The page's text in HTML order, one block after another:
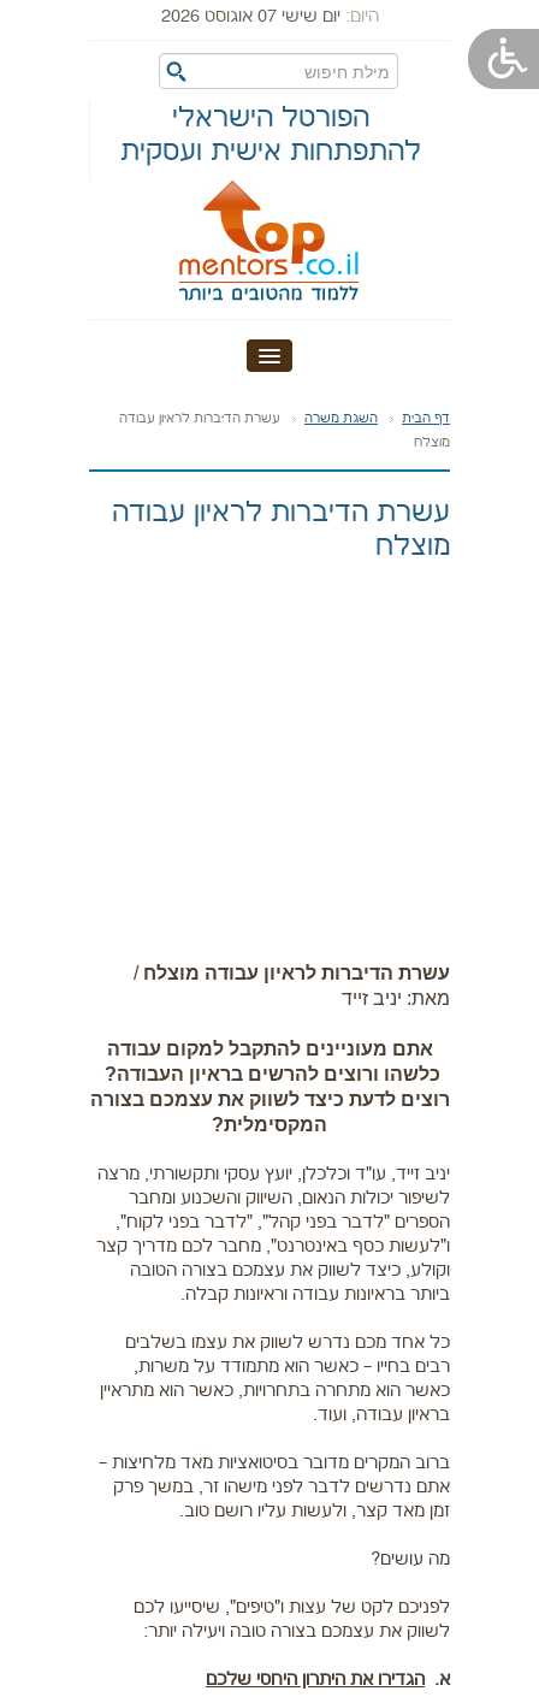
היום:יום שישי 07 אוגוסט 2026
הפורטל הישראלי
להתפתחות אישית ועסקית
דף הבית
אודות טופ מנטורס
מערכות יחסים
דף הבית השגת משרה
עשרת הדיברות לראיון עבודה
מוצלח
עשרת הדיברות לראיון עבודה
מוצלח
עשרת הדיברות לראיון עבודה מוצלח /
מאת: יניב זייד
אתם מעוניינים להתקבל למקום עבודה
כלשהו ורוצים להרשים בראיון העבודה?
רוצים לדעת כיצד לשווק את עצמכם בצורה
המקסימלית?
יניב זייד, עו"ד וכלכלן, יועץ עסקי ותקשורתי, מרצה
לשיפור יכולות הנאום, השיווק והשכנוע ומחבר
הספרים "לדבר בפני קהל", "לדבר בפני לקוח",
ו"לעשות כסף באינטרנט", מחבר לכם מדריך קצר
וקולע, כיצד לשווק את עצמכם בצורה הטובה
ביותר בראיונות עבודה וראיונות קבלה.
כל אחד מכם נדרש לשווק את עצמו בשלבים
רבים בחייו – כאשר הוא מתמודד על משרות,
כאשר הוא מתחרה בתחרויות, כאשר הוא מתראיין
בראיון עבודה, ועוד.
ברוב המקרים מדובר בסיטואציות מאד מלחיצות –
אתם נדרשים לדבר לפני מישהו זר, במשך פרק
זמן מאד קצר, ולעשות עליו רושם טוב.
מה עושים?
לפניכם לקט של עצות ו"טיפים", שיסייעו לכם
לשווק את עצמכם בצורה טובה ויעילה יותר:
א. הגדירו את היתרון היחסי שלכם